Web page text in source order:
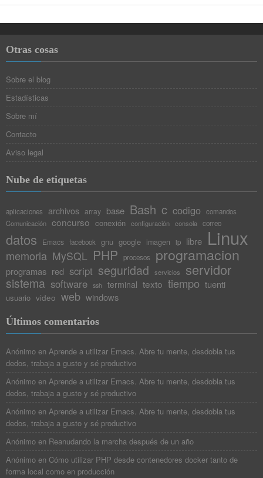
Otras cosas
Sobre el blog
Estadísticas
Sobre mí
Contacto
Aviso legal
Nube de etiquetas
aplicaciones archivos array base Bash c codigo
comandos
Comunicación concurso conexión configuración consola correo
datos Emacs facebook gnu google imagen ip libre Linux
memoria MySQL PHP procesos programacion
programas red script seguridad servicios servidor
sistema software ssh terminal texto tiempo tuenti
usuario video web windows
Últimos comentarios
Anónimo en Aprende a utilizar Emacs. Abre tu mente, desdobla tus
dedos, trabaja a gusto y sé productivo
Anónimo en Aprende a utilizar Emacs. Abre tu mente, desdobla tus
dedos, trabaja a gusto y sé productivo
Anónimo en Aprende a utilizar Emacs. Abre tu mente, desdobla tus
dedos, trabaja a gusto y sé productivo
Anónimo en Reanudando la marcha después de un año
Anónimo en Cómo utilizar PHP desde contenedores docker tanto de
forma local como en producción